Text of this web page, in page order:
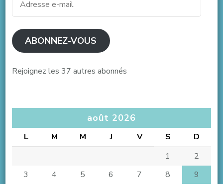
ABONNEZ-VOUS
Rejoignez les 37 autres abonnés
août 2026
L M M J V S
D
1
2
3
4 5 6 7 8
9